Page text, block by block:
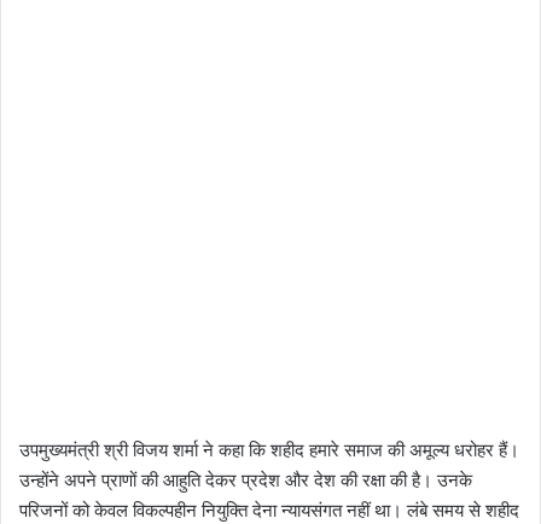
उपमुख्यमंत्री श्री विजय शर्मा ने कहा कि शहीद हमारे समाज की अमूल्य धरोहर हैं।
उन्होंने अपने प्राणों की आहुति देकर प्रदेश और देश की रक्षा की है। उनके
परिजनों को केवल विकल्पहीन नियुक्ति देना न्यायसंगत नहीं था। लंबे समय से शहीद